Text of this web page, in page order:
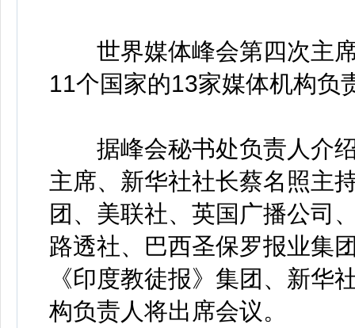
世界媒体峰会第四次主席
11个国家的13家媒体机构负
据峰会秘书处负责人介绍
主席、新华社社长蔡名照主
团、美联社、英国广播公司
路透社、巴西圣保罗报业集
《印度教徒报》集团、新华
构负责人将出席会议。